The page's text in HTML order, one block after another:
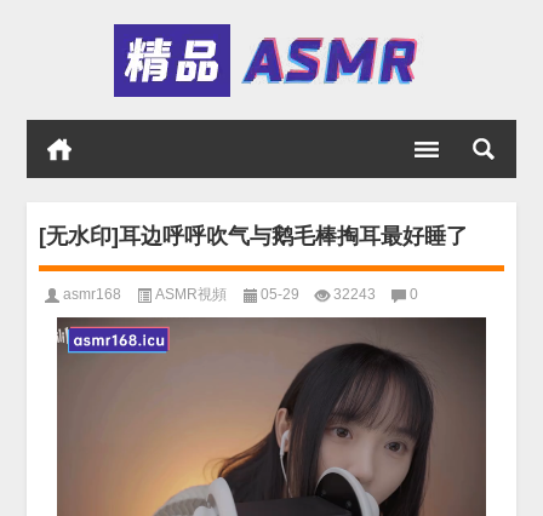
[无水印]耳边呼呼吹气与鹅毛棒掏耳最好睡了
asmr168 ASMR視頻 05-29 32243 0